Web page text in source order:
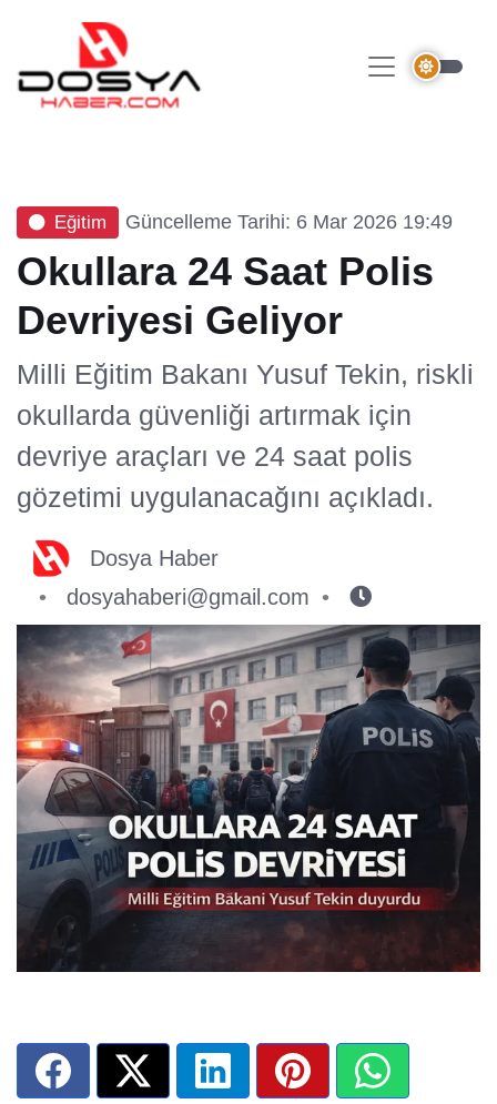
Eğitim Güncelleme Tarihi: 6 Mar 2026 19:49
Okullara 24 Saat Polis
Devriyesi Geliyor
Milli Eğitim Bakanı Yusuf Tekin, riskli
okullarda güvenliği artırmak için
devriye araçları ve 24 saat polis
gözetimi uygulanacağını açıkladı.
Dosya Haber
dosyahaberi@gmail.com